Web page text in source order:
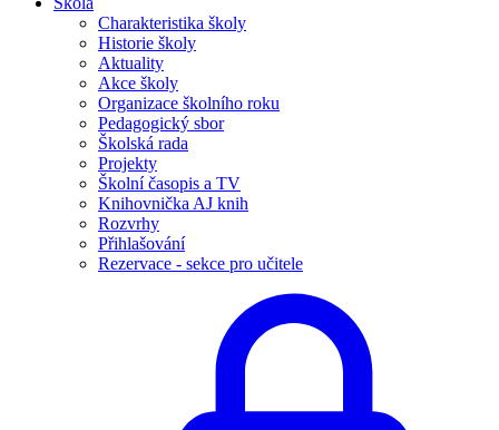
Charakteristika školy
Historie školy
Aktuality
Akce školy
Organizace školního roku
Pedagogický sbor
Školská rada
Projekty
Školní časopis a TV
Knihovnička AJ knih
Rozvrhy
Přihlašování
Rezervace - sekce pro učitele